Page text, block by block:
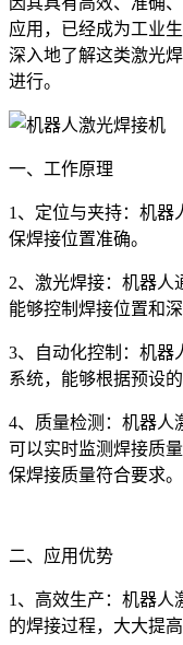
应用，已经成为工业
深入地了解这类激光
进行。
一、工作原理
1、定位与夹持：机器
保焊接位置准确。
2、激光焊接：机器人
能够控制焊接位置和
3、自动化控制：机器
系统，能够根据预设
4、质量检测：机器人
可以实时监测焊接质
保焊接质量符合要求。
二、应用优势
1、高效生产：机器人
的焊接过程，大大提高